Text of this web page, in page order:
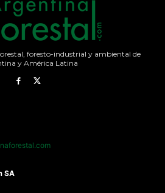
foresto-industrial y ambiental de
y América Latina
SA